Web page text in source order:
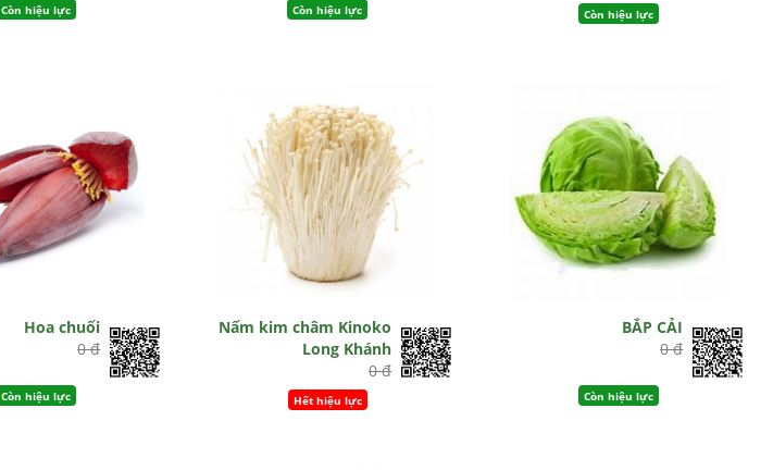
Còn hiệu lực Còn hiệu lực Còn hiệu lực
Hoa chuối
0 đ
Còn hiệu lực
Nấm kim châm Kinoko
Long Khánh
0 đ
Hết hiệu lực
BẮP CẢI
0 đ
Còn hiệu lực